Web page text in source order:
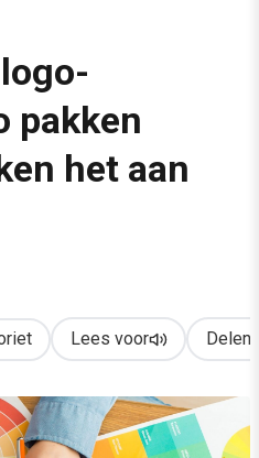
pakken bekende merken het
pakken
het aan
Lees voor Delen